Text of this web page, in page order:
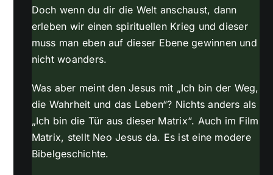
Doch wenn du dir die Welt anschaust, dann
erleben wir einen spirituellen Krieg und dieser
muss man eben auf dieser Ebene gewinnen und
nicht woanders.
Was aber meint den Jesus mit „Ich bin der Weg,
die Wahrheit und das Leben“? Nichts anders als
„Ich bin die Tür aus dieser Matrix“. Auch im Film
Matrix, stellt Neo Jesus da. Es ist eine modere
Bibelgeschichte.